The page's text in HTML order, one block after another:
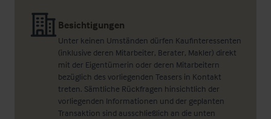
Besichtigungen
Unter keinen Umständen dürfen Kaufinteressenten
(inklusive deren Mitarbeiter, Berater, Makler) direkt
mit der Eigentümerin oder deren Mitarbeitern
bezüglich des vorliegenden Teasers in Kontakt
treten. Sämtliche Rückfragen hinsichtlich der
vorliegenden Informationen und der geplanten
Transaktion sind ausschließlich an die unten